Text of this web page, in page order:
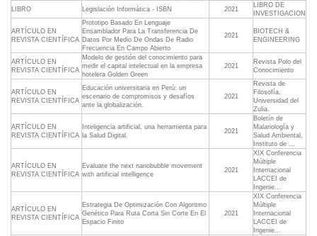
LIBRO Legislación Informática - ISBN 2021
LIBRO DE
INVESTIGACION
ARTÍCULO EN
REVISTA CIENTÍFICA
Prototipo Basado En Lenguaje
Ensamblador Para La Transferencia De
Datos Por Medio De Ondas De Radio
Frecuencia En Campo Abierto
2021
BIOTECH &
ENGINEERING
ARTÍCULO EN
REVISTA CIENTÍFICA
Modelo de gestión del conocimiento para
medir el capital intelectual en la empresa
hotelera Golden Green
2021
Revista Polo del
Conocimiento
ARTÍCULO EN
REVISTA CIENTÍFICA
Educación universitaria en Perú: un
escenario de compromisos y desafíos
ante la globalización.
2021
Revista de
Filosofía,
Universidad del
Zulia.
ARTÍCULO EN
REVISTA CIENTÍFICA
Inteligencia artificial, una herramienta para
la Salud Digital.
2021
Boletín de
Malariología y
Salud Ambiental,
Instituto de ...
ARTÍCULO EN
REVISTA CIENTÍFICA
Evaluate the next nanobubble movement
with artificial intelligence
2021
XIX Conferencia
Múltiple
Internacional
LACCEI de
Ingenie...
ARTÍCULO EN
REVISTA CIENTÍFICA
Estrategia De Optimización Con Algoritmo
Genético Para Ruta Corta Sin Corte En El
Espacio Finito
2021
XIX Conferencia
Múltiple
Internacional
LACCEI de
Ingenie...